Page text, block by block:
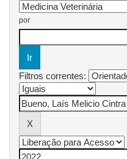
por
Filtros correntes: